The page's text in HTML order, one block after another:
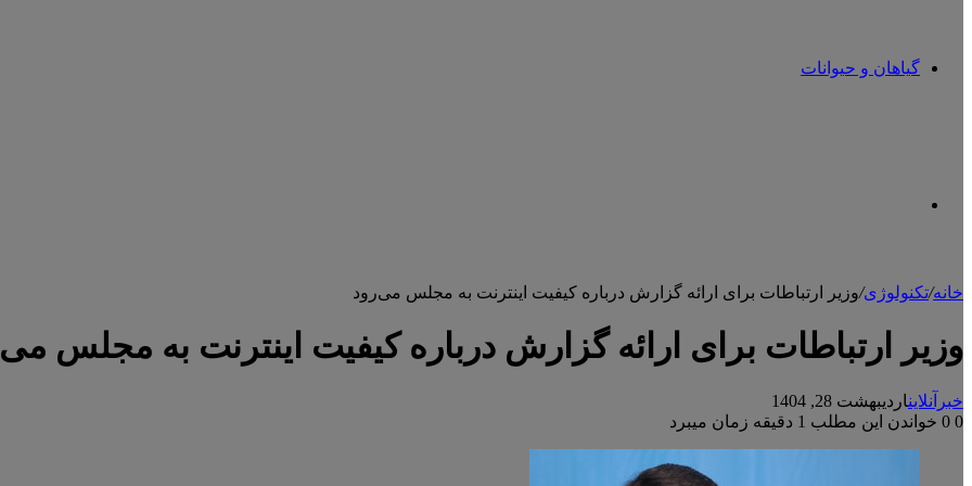
گیاهان و حیوانات
خانه/تکنولوژی/وزیر ارتباطات برای ارائه گزارش درباره کیفیت اینترنت به مجلس می‌رود
وزیر ارتباطات برای ارائه گزارش درباره کیفیت اینترنت به مجلس
خبرآنلایناردیبهشت 28, 1404
0
خواندن این مطلب 1 دقیقه زمان میبرد